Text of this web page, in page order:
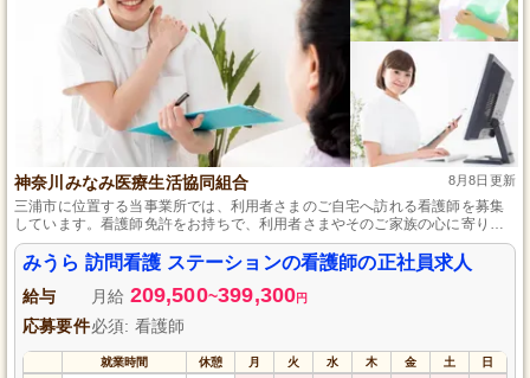
神奈川みなみ医療生活協同組合 8月8日更新
三浦市に位置する当事業所では、利用者さまのご自宅へ訪れる看護師を募集
しています。看護師免許をお持ちで、利用者さまやそのご家族の心に寄り添
うケアを心がけられる方にはぴったりの職場です。保育料補助やお子さまの
看護時の給与保証、介護休暇など、働くスタッフのライフステージに合わせ
た支援制度も充実しており、長期的なキャリア形成を支えます。
みうら 訪問看護 ステーションの看護師の正社員求人
給与 月給 209,500~399,300円
応募要件必須: 看護師
就業時間 休憩 月 火 水 木 金 土 日